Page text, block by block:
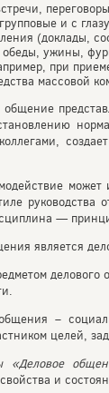
и с
(доклады,
обеды, ужины,
при
массовой
—
является
–
целей,
«Деловое
и